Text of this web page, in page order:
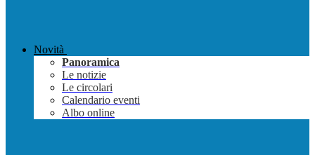
Novità
Panoramica
Le notizie
Le circolari
Calendario eventi
Albo online